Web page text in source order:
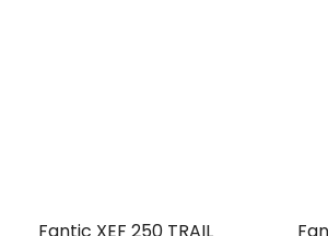
Fantic XEF 250 TRAIL